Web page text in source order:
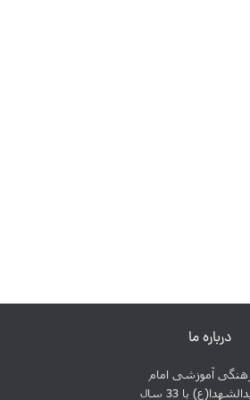
درباره ما
آموزشی امام
حسین سیدالشهدا(ع) با 33 سال